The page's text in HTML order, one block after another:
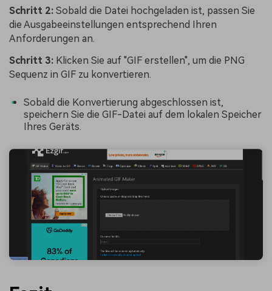
Schritt 2: Sobald die Datei hochgeladen ist, passen Sie
die Ausgabeeinstellungen entsprechend Ihren
Anforderungen an.
Schritt 3: Klicken Sie auf "GIF erstellen", um die PNG
Sequenz in GIF zu konvertieren.
Sobald die Konvertierung abgeschlossen ist,
speichern Sie die GIF-Datei auf dem lokalen Speicher
Ihres Geräts.